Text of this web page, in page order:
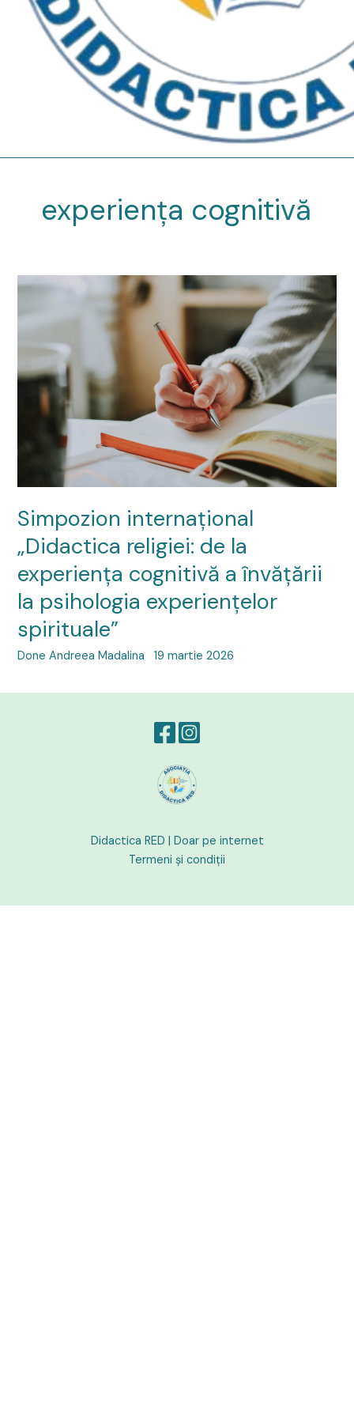
experiența cognitivă
Simpozion internațional
„Didactica religiei: de la
experiența cognitivă a învățării
la psihologia experiențelor
spirituale”
Done Andreea Madalina 19 martie 2026
Didactica RED | Doar pe internet
Termeni și condiții